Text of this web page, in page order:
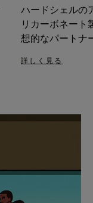
ハードシェルの
リカーボネート
想的なパートナ
詳しく見る